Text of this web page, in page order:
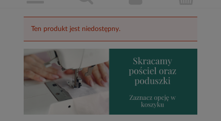
Ten produkt jest niedostępny.